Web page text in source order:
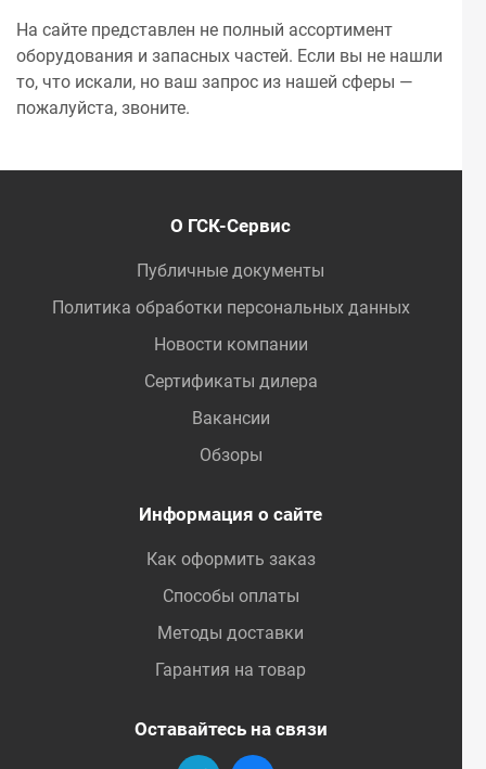
На сайте представлен не полный ассортимент
оборудования и запасных частей. Если вы не нашли
то, что искали, но ваш запрос из нашей сферы —
пожалуйста, звоните.
О ГСК-Сервис
Публичные документы
Политика обработки персональных данных
Новости компании
Сертификаты дилера
Вакансии
Обзоры
Информация о сайте
Как оформить заказ
Способы оплаты
Методы доставки
Гарантия на товар
Оставайтесь на связи